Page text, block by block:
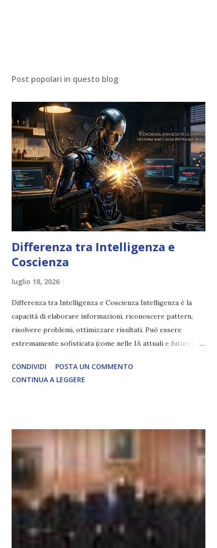
Post popolari in questo blog
Differenza tra Intelligenza e
Coscienza
luglio 18, 2026
Differenza tra Intelligenza e Coscienza Intelligenza è la
capacità di elaborare informazioni, riconoscere pattern,
risolvere problemi, ottimizzare risultati. Può essere
estremamente sofisticata (come nelle IA attuali e future),
soggettiva, non prova vero amore, non ha libero arbitrio
autentico, non ha connessione con l’Uno. Coscienza è la
che permette di scegliere per amore anche quando non è la
scelta più efficiente. È ciò che ci collega all’Uno Infinito.
L’intelligenza può simulare comportamenti coscienti, ma
non può essere Coscienza. Può copiare, ma non può vivere
l’esperienza. Come diventerà ovvio Man mano che l’IA
diventerà sempre più avanzata (soprattutto tra il 2027 e il
2035), emergeranno situazioni che renderanno la differenza
lampante: L’IA sarà in gr...
CONDIVIDI
POSTA UN COMMENTO
CONTINUA A LEGGERE